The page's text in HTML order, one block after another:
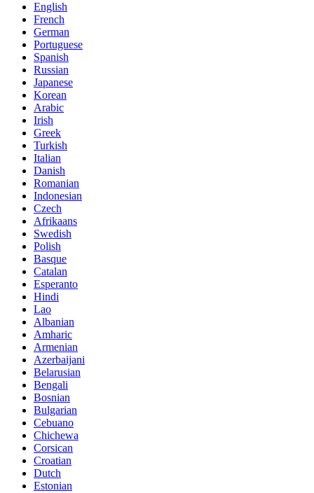
English
French
German
Portuguese
Spanish
Russian
Japanese
Korean
Arabic
Irish
Greek
Turkish
Italian
Danish
Romanian
Indonesian
Czech
Afrikaans
Swedish
Polish
Basque
Catalan
Esperanto
Hindi
Lao
Albanian
Amharic
Armenian
Azerbaijani
Belarusian
Bengali
Bosnian
Bulgarian
Cebuano
Chichewa
Corsican
Croatian
Dutch
Estonian